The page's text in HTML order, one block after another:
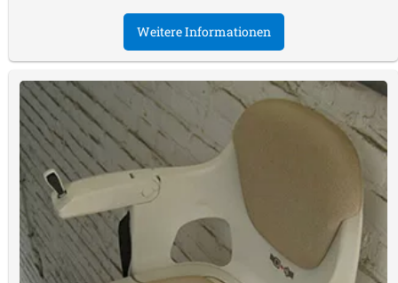
Weitere Informationen